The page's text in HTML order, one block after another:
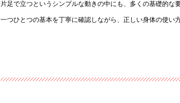
片足で立つというシンプルな動きの中にも、 多くの基礎的な
一つひとつの基本を丁寧に確認しながら、 正しい身体の使い